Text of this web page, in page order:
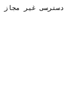
دسترسی غیر مجاز